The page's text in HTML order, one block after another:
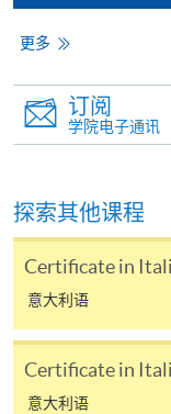
注意事项:
如报读课程将
名程序，建议
免使用支票付
而取消）之外
支票或缴费灵
以支票退款；
到支付款项时
除本学院网页
外收费，详情
更多
订阅
学院电子通讯
探索其他课程
Certificate in
意大利语
Certificate in
意大利语